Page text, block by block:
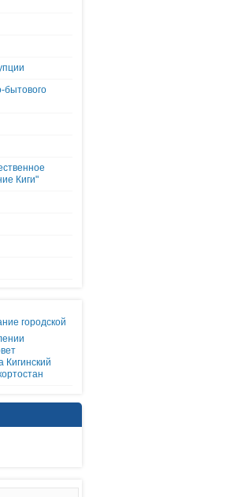
бытового
Киги"
городской
Кигинский